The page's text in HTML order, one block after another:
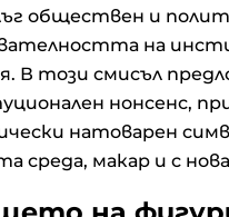
обществен и
на
В този смисъл
нонсенс,
натоварен
среда, макар и с